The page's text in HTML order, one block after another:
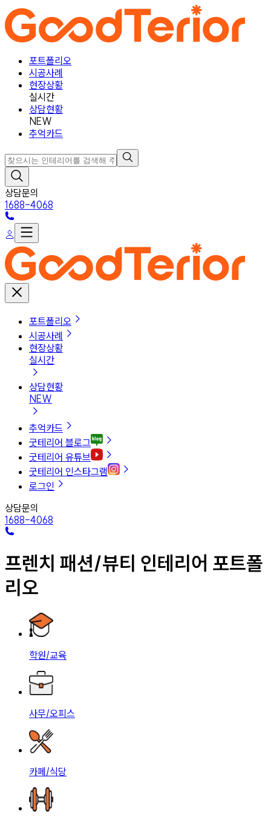
포트폴리오
시공사례
현장상황
실시간
상담현황
NEW
추억카드
상담문의
1688-4068
포트폴리오
시공사례
현장상황
실시간
상담현황
NEW
추억카드
굿테리어 블로그
굿테리어 유튜브
굿테리어 인스타그램
로그인
상담문의
1688-4068
프렌치 패션/뷰티 인테리어 포트폴
리오
학원/교육
사무/오피스
카페/식당